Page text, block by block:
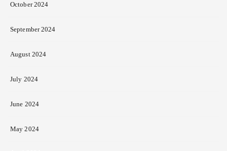
October 2024
September 2024
August 2024
July 2024
June 2024
May 2024